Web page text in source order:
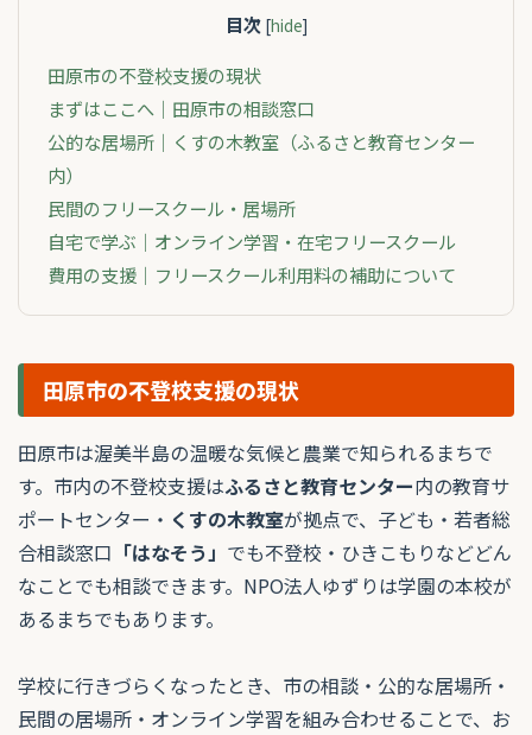
目次 [hide]
田原市の不登校支援の現状
まずはここへ｜田原市の相談窓口
公的な居場所｜くすの木教室（ふるさと教育センター
内）
民間のフリースクール・居場所
自宅で学ぶ｜オンライン学習・在宅フリースクール
費用の支援｜フリースクール利用料の補助について
田原市の不登校支援の現状
田原市は渥美半島の温暖な気候と農業で知られるまちで
す。市内の不登校支援はふるさと教育センター内の教育サ
ポートセンター・ くすの木教室が拠点で、子ども・若者総
合相談窓口 「はなそう」 でも不登校・ひきこもりなどどん
なことでも相談できます。NPO法人ゆずりは学園の本校が
あるまちでもあります。
学校に行きづらくなったとき、市の相談・公的な居場所・
民間の居場所・オンライン学習を組み合わせることで、お